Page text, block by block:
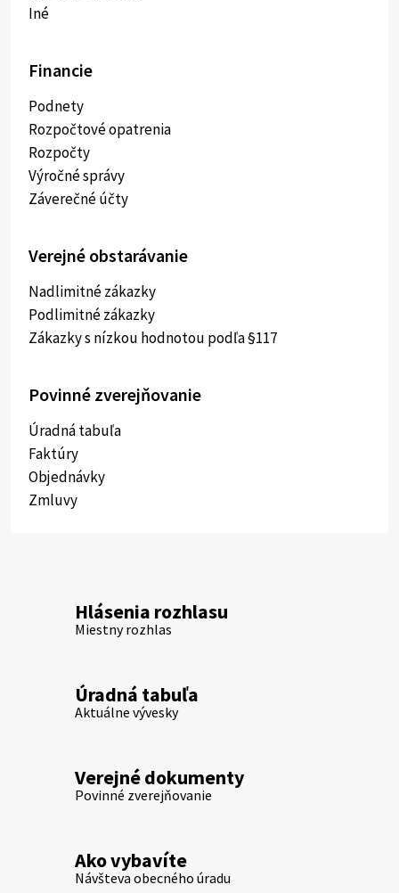
Iné
Financie
Podnety
Rozpočtové opatrenia
Rozpočty
Výročné správy
Záverečné účty
Verejné obstarávanie
Nadlimitné zákazky
Podlimitné zákazky
Zákazky s nízkou hodnotou podľa §117
Povinné zverejňovanie
Úradná tabuľa
Faktúry
Objednávky
Zmluvy
Hlásenia rozhlasu
Miestny rozhlas
Úradná tabuľa
Aktuálne vývesky
Verejné dokumenty
Povinné zverejňovanie
Ako vybavíte
Návšteva obecného úradu